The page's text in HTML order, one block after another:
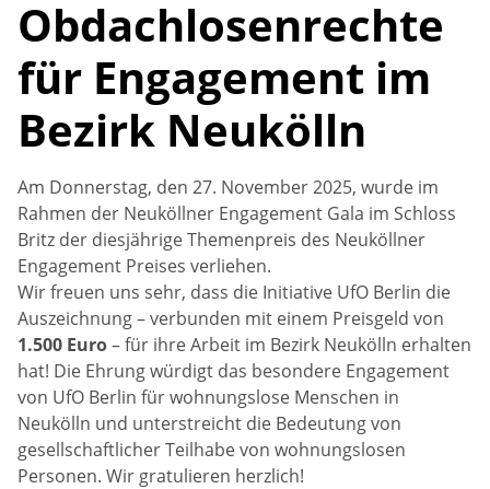
Mitgliedschaften
Förderer
Spenden
Obdachlosenrechte
für Engagement im
Bezirk Neukölln
Am Donnerstag, den 27. November 2025, wurde im
Rahmen der Neuköllner Engagement Gala im Schloss
Britz der diesjährige Themenpreis des Neuköllner
Engagement Preises verliehen.
Wir freuen uns sehr, dass die Initiative UfO Berlin die
Auszeichnung – verbunden mit einem Preisgeld von
1.500 Euro– für ihre Arbeit im Bezirk Neukölln erhalten
hat! Die Ehrung würdigt das besondere Engagement
von UfO Berlin für wohnungslose Menschen in
Neukölln und unterstreicht die Bedeutung von
gesellschaftlicher Teilhabe von wohnungslosen
Personen. Wir gratulieren herzlich!